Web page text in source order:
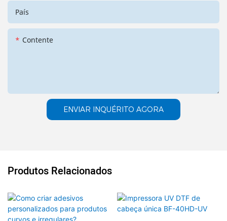
País
Contente
ENVIAR INQUÉRITO AGORA
Produtos Relacionados